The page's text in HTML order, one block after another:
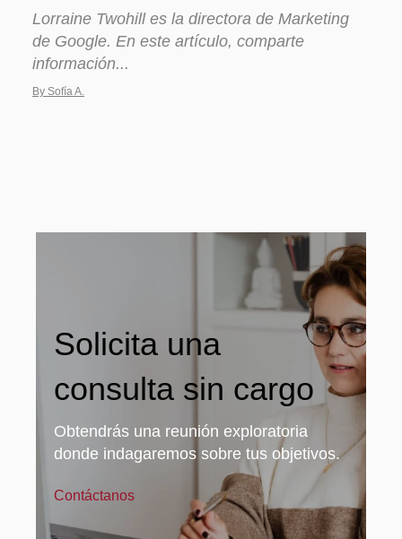
Lorraine Twohill es la directora de Marketing
de Google. En este artículo, comparte
información...
By Sofía A.
Solicita una
consulta sin cargo
Obtendrás una reunión exploratoria
donde indagaremos sobre tus objetivos.
Contáctanos